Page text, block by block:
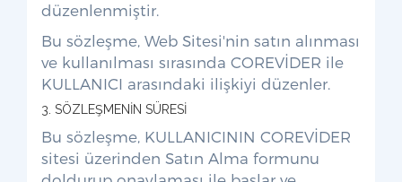
düzenlenmiştir.
Bu sözleşme, Web Sitesi'nin satın alınması
ve kullanılması sırasında COREVİDER ile
KULLANICI arasındaki ilişkiyi düzenler.
3. SÖZLEŞMENİN SÜRESİ
Bu sözleşme, KULLANICININ COREVİDER
sitesi üzerinden Satın Alma formunu